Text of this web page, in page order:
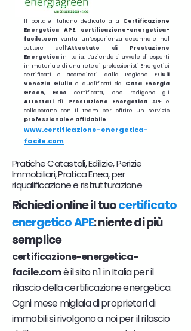
Il portale italiano dedicato alla Certificazione
Energetica APE. certificazione-energetica-
facile.com vanta un’esperienza decennale nel
settore dell’Attestato di Prestazione
Energetica in Italia. L’azienda si avvale di esperti
in materia e di una rete di professionisti Energetici
certificati e accreditati dalla Regione Friuli
Venezia Giuliae qualificati da
Casa Energia
Green, Escocertificata, che redigono gli
Attestatidi Prestazione Energetica APE e
collaborano con il team per offrire un servizio
professionale e affidabile.
www.certificazione-energetica-
facile.com
Pratiche Catastali, Edilizie, Perizie
Immobiliari, Pratica Enea, per
riqualificazione e ristrutturazione
Richiedi online il tuocertificato
energetico APE: niente di più
semplice
certificazione-energetica-
facile.comè il sito n.1 in Italia per il
rilascio della certificazione energetica.
Ogni mese migliaia di proprietari di
immobili si rivolgono a noi per il rilascio